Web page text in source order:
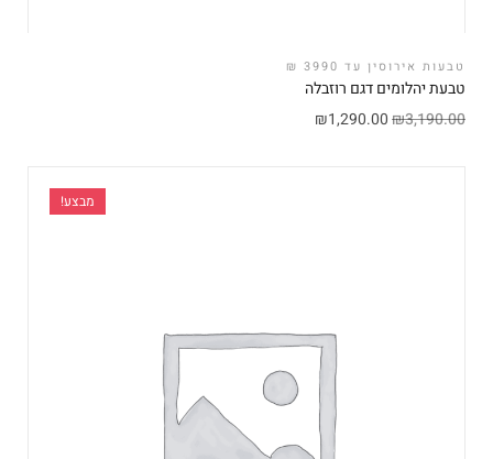
טבעות אירוסין עד 3990 ₪
טבעת יהלומים דגם רוזבלה
₪3,190.00
₪1,290.00
מבצע!